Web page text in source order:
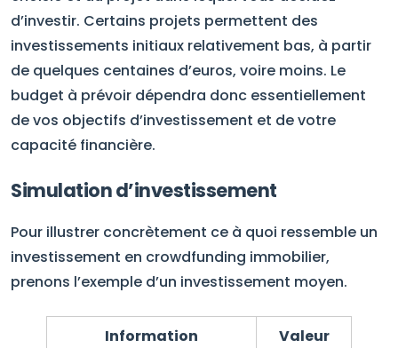
d’investir. Certains projets permettent des
investissements initiaux relativement bas, à partir
de quelques centaines d’euros, voire moins. Le
budget à prévoir dépendra donc essentiellement
de vos objectifs d’investissement et de votre
capacité financière.
Simulation d’investissement
Pour illustrer concrètement ce à quoi ressemble un
investissement en crowdfunding immobilier,
prenons l’exemple d’un investissement moyen.
Information Valeur